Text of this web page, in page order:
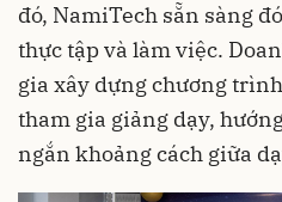
đó, NamiTech sẵn sàng
thực tập và làm việc.
gia xây dựng chương
tham gia giảng dạy,
ngắn khoảng cách giữa